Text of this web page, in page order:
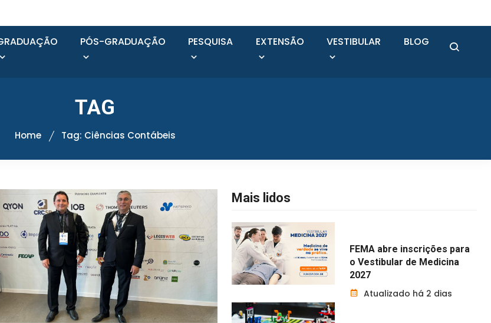
PÓS-GRADUAÇÃO PESQUISA EXTENSÃO VESTIBULAR BLOG
TAG
Home Tag: Ciências Contábeis
Mais lidos
FEMA abre inscrições para
o Vestibular de Medicina
2027
Atualizado há 2 dias